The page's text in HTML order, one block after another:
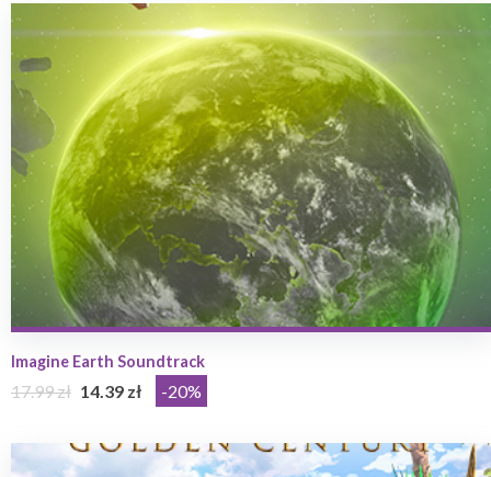
Imagine Earth Soundtrack
17.99 zł 14.39 zł -20%